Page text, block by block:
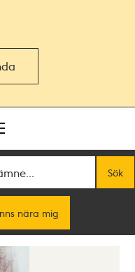
Sök
nära mig